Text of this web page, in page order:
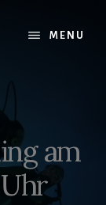
MENU
am